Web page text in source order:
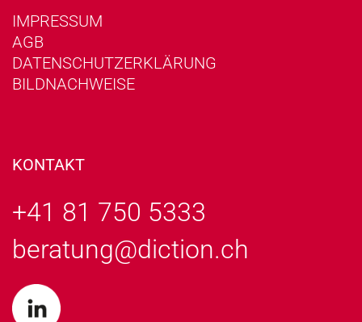
IMPRESSUM
AGB
DATENSCHUTZERKLÄRUNG
BILDNACHWEISE
KONTAKT
+41 81 750 5333
beratung@diction.ch